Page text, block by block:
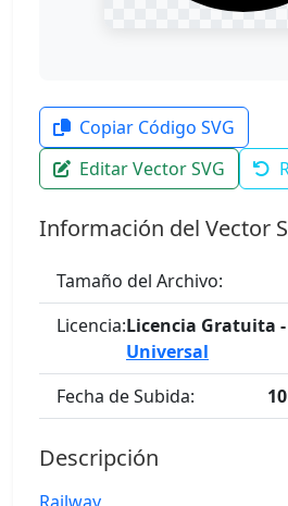
Copiar Código SVG
Editar Vector SVG
Información del Vector
Tamaño del Archivo:
Licencia:Licencia Gratuita -
Universal
Fecha de Subida:
Descripción